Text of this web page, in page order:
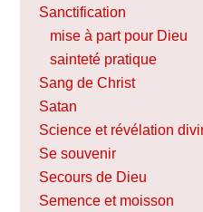
Sanctification
mise à part pour Dieu
sainteté pratique
Sang de Christ
Satan
Science et révélation
Se souvenir
Secours de Dieu
Semence et moisson